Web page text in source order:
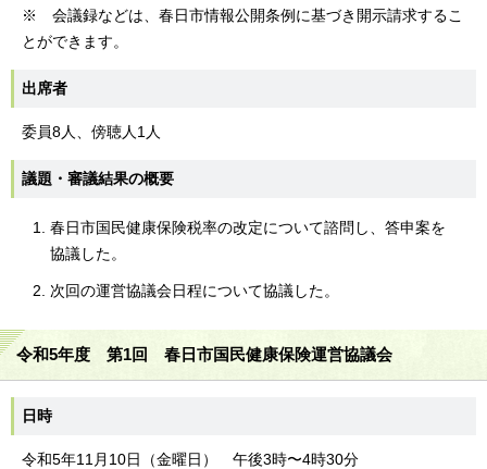
※ 会議録などは、春日市情報公開条例に基づき開示請求するこ
とができます。
出席者
委員8人、傍聴人1人
議題・審議結果の概要
春日市国民健康保険税率の改定について諮問し、答申案を
協議した。
次回の運営協議会日程について協議した。
令和5年度 第1回 春日市国民健康保険運営協議会
日時
令和5年11月10日（金曜日） 午後3時〜4時30分